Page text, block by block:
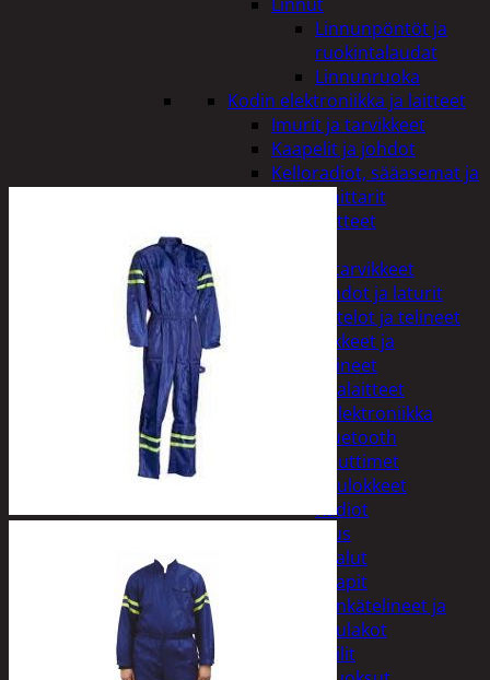
Linnunpöntöt ja
ruokintalaudat
Linnunruoka
Kodin elektroniikka ja laitteet
Imurit ja tarvikkeet
Kaapelit ja johdot
Kelloradiot, sääasemat ja
lämpömittarit
Oheislaitteet
Puhelintarvikkeet
Johdot ja laturit
Kotelot ja telineet
Tv-tarvikkeet ja
seinätelineet
Varavirtalaitteet
Viihde-elektroniikka
Bluetooth
kaiuttimet
Kuulokkeet
Radiot
Koti ja sisustus
Huonekalut
Kaapit
Kenkätelineet ja
naulakot
Peilit